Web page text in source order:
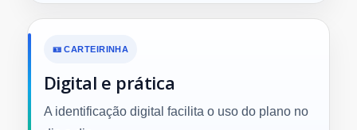
🪪 CARTEIRINHA
Digital e prática
A identificação digital facilita o uso do plano no